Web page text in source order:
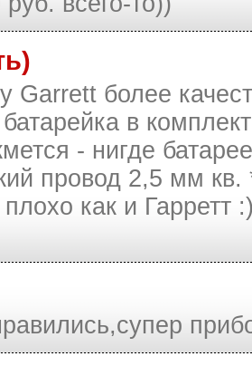
Garrett более
в
- нигде
провод 2,5 мм
как и Гарретт